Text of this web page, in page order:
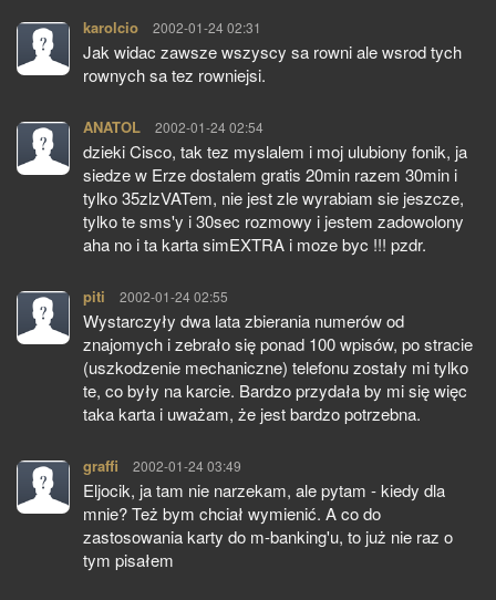
karolcio pisze:
2002-01-24 02:31
Jak widac zawsze wszyscy sa rowni ale wsrod tych
rownych sa tez rowniejsi.
ANATOL pisze:
2002-01-24 02:54
dzieki Cisco, tak tez myslalem i moj ulubiony fonik, ja
siedze w Erze dostalem gratis 20min razem 30min i
tylko 35zlzVATem, nie jest zle wyrabiam sie jeszcze,
tylko te sms'y i 30sec rozmowy i jestem zadowolony
aha no i ta karta simEXTRA i moze byc !!! pzdr.
piti pisze:
2002-01-24 02:55
Wystarczyły dwa lata zbierania numerów od
znajomych i zebrało się ponad 100 wpisów, po stracie
(uszkodzenie mechaniczne) telefonu zostały mi tylko
te, co były na karcie. Bardzo przydała by mi się więc
taka karta i uważam, że jest bardzo potrzebna.
graffi pisze:
2002-01-24 03:49
Eljocik, ja tam nie narzekam, ale pytam - kiedy dla
mnie? Też bym chciał wymienić. A co do
zastosowania karty do m-banking'u, to już nie raz o
tym pisałem